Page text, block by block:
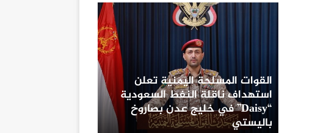
القوات المسلحة اليمنية تعلن
استهداف ناقلة النفط السعودية
“Daisy” في خليج عدن بصاروخ
باليستي